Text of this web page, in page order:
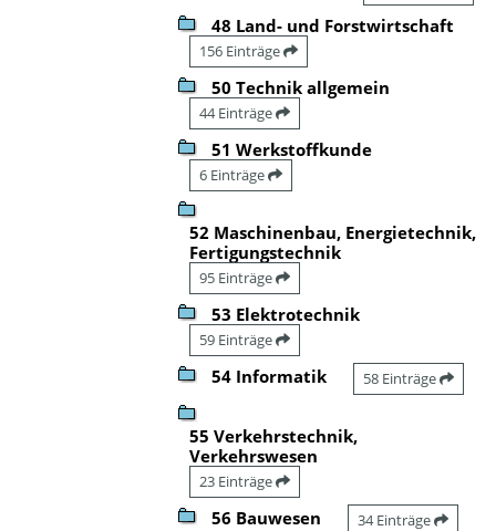
48 Land- und Forstwirtschaft
156 Einträge
50 Technik allgemein
44 Einträge
51 Werkstoffkunde
6 Einträge
52 Maschinenbau, Energietechnik,
Fertigungstechnik
95 Einträge
53 Elektrotechnik
59 Einträge
54 Informatik 58 Einträge
55 Verkehrstechnik,
Verkehrswesen
23 Einträge
56 Bauwesen 34 Einträge